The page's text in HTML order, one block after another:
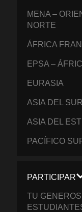
MENA –
NORTE
ÁFRICA
EPSA –
EURASIA
ASIA DEL SUR
ASIA DEL
PACÍFICO
PARTICIPAR
TU